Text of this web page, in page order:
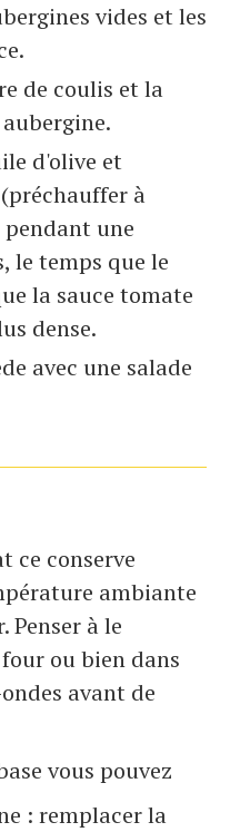
vides et les
de coulis et la
d'olive et
à
une
le temps que le
la sauce tomate
dense.
avec une salade
ce conserve
ambiante
Penser à le
ou bien dans
avant de
vous pouvez
: remplacer la